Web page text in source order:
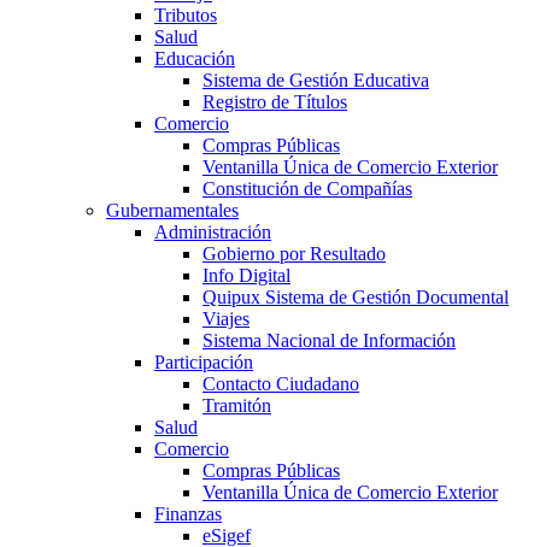
Tributos
Salud
Educación
Sistema de Gestión Educativa
Registro de Títulos
Comercio
Compras Públicas
Ventanilla Única de Comercio Exterior
Constitución de Compañías
Gubernamentales
Administración
Gobierno por Resultado
Info Digital
Quipux Sistema de Gestión Documental
Viajes
Sistema Nacional de Información
Participación
Contacto Ciudadano
Tramitón
Salud
Comercio
Compras Públicas
Ventanilla Única de Comercio Exterior
Finanzas
eSigef